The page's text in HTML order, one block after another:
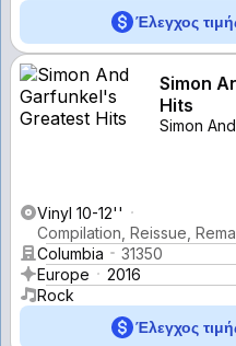
Έλεγχος
Simon
Hits
Simon
Vinyl 10-12''
Compilation, Reissue,
Columbia
31350
Europe
2016
Rock
Έλεγχος